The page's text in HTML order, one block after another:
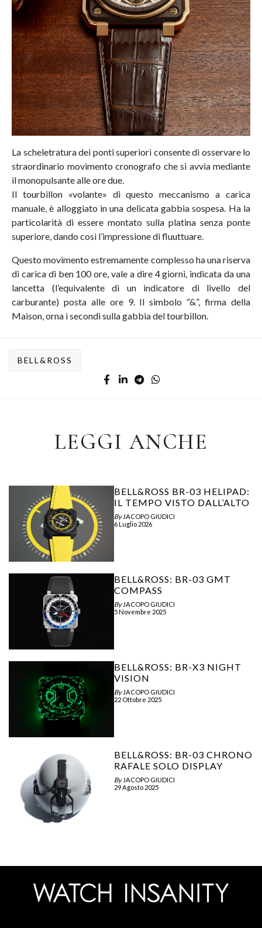
La scheletratura dei ponti superiori consente di osservare lo
straordinario movimento cronografo che si avvia mediante
il monopulsante alle ore due.
Il tourbillon «volante» di questo meccanismo a carica
manuale, è alloggiato in una delicata gabbia sospesa. Ha la
particolarità di essere montato sulla platina senza ponte
superiore, dando così l’impressione di fluuttuare.
Questo movimento estremamente complesso ha una riserva
di carica di ben 100 ore, vale a dire 4 giorni, indicata da una
lancetta (l’equivalente di un indicatore di livello del
carburante) posta alle ore 9. Il simbolo “&”, firma della
Maison, orna i secondi sulla gabbia del tourbillon.
BELL&ROSS
LEGGI ANCHE
BELL&ROSS BR-03 HELIPAD:
IL TEMPO VISTO DALL’ALTO
By JACOPO GIUDICI
6 Luglio 2026
BELL&ROSS: BR-03 GMT
COMPASS
By JACOPO GIUDICI
5 Novembre 2025
BELL&ROSS: BR-X3 NIGHT
VISION
By JACOPO GIUDICI
22 Ottobre 2025
BELL&ROSS: BR-03 CHRONO
RAFALE SOLO DISPLAY
By JACOPO GIUDICI
29 Agosto 2025